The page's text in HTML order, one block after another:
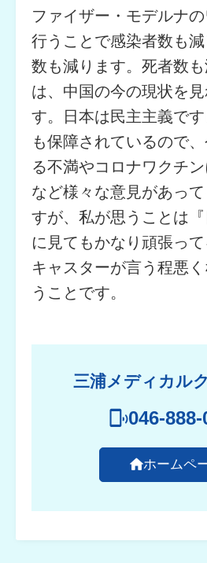
ファイザー・モデルナ
行うことで感染者数も
数も減ります。死者数
は、中国の今の現状を
す。日本は民主主義で
も保障されているので
る不満やコロナワクチ
など様々な意見があっ
すが、私が思うことは
に見てもかなり頑張っ
キャスターが言う程悪
うことです。
三浦メディカル
046-888-
ホームペ